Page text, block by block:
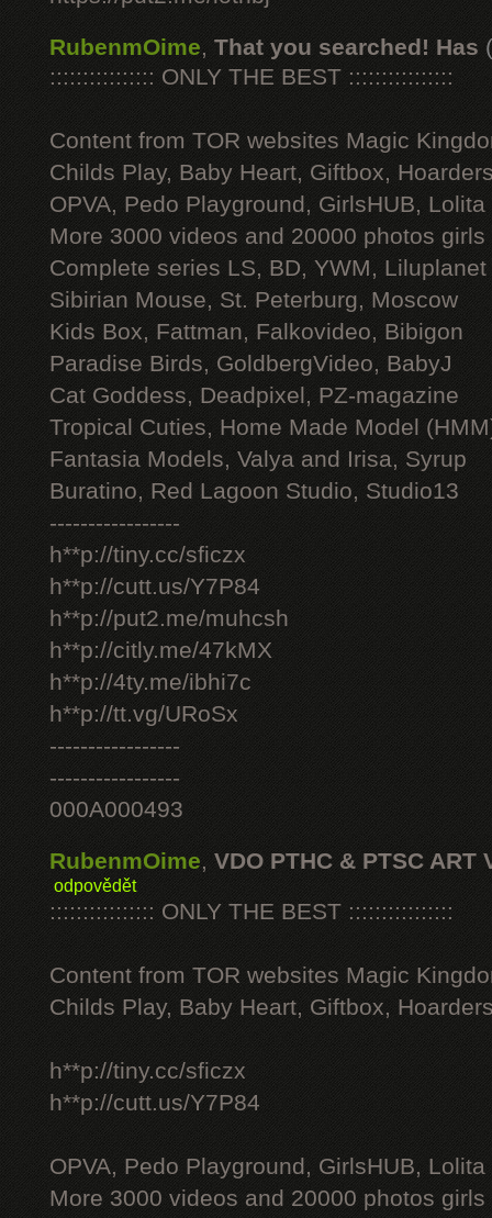
RubenmOime, That you searched! Has
:::::::::::::::: ONLY THE BEST ::::::::::::::::
Content from TOR websites Magic
Childs Play, Baby Heart, Giftbox,
OPVA, Pedo Playground, GirlsHUB, Lolita
More 3000 videos and 20000 photos
Complete series LS, BD, YWM, Liluplanet
Sibirian Mouse, St. Peterburg, Moscow
Kids Box, Fattman, Falkovideo, Bibigon
Paradise Birds, GoldbergVideo, BabyJ
Cat Goddess, Deadpixel, PZ-magazine
Tropical Cuties, Home Made Model
Fantasia Models, Valya and Irisa, Syrup
Buratino, Red Lagoon Studio, Studio13
-----------------
h**p://tiny.cc/sficzx
h**p://cutt.us/Y7P84
h**p://put2.me/muhcsh
h**p://citly.me/47kMX
h**p://4ty.me/ibhi7c
h**p://tt.vg/URoSx
-----------------
-----------------
000A000493
RubenmOime, VDO PTHC & PTSC ART
odpovědět
:::::::::::::::: ONLY THE BEST ::::::::::::::::
Content from TOR websites Magic
Childs Play, Baby Heart, Giftbox,
h**p://tiny.cc/sficzx
h**p://cutt.us/Y7P84
OPVA, Pedo Playground, GirlsHUB, Lolita
More 3000 videos and 20000 photos